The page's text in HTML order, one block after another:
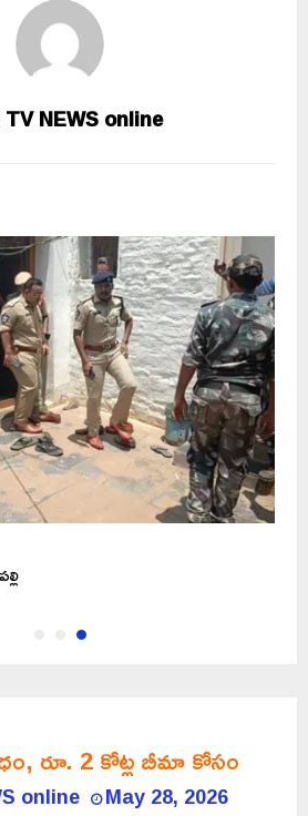
NEWS online
రూ. 2 కోట్ల బీమా కోసం
online May 28, 2026